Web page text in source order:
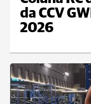
da CCV
2026